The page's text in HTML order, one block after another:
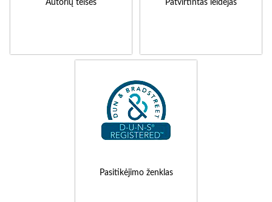
Autorių teisės Patvirtintas leidėjas
Pasitikėjimo ženklas